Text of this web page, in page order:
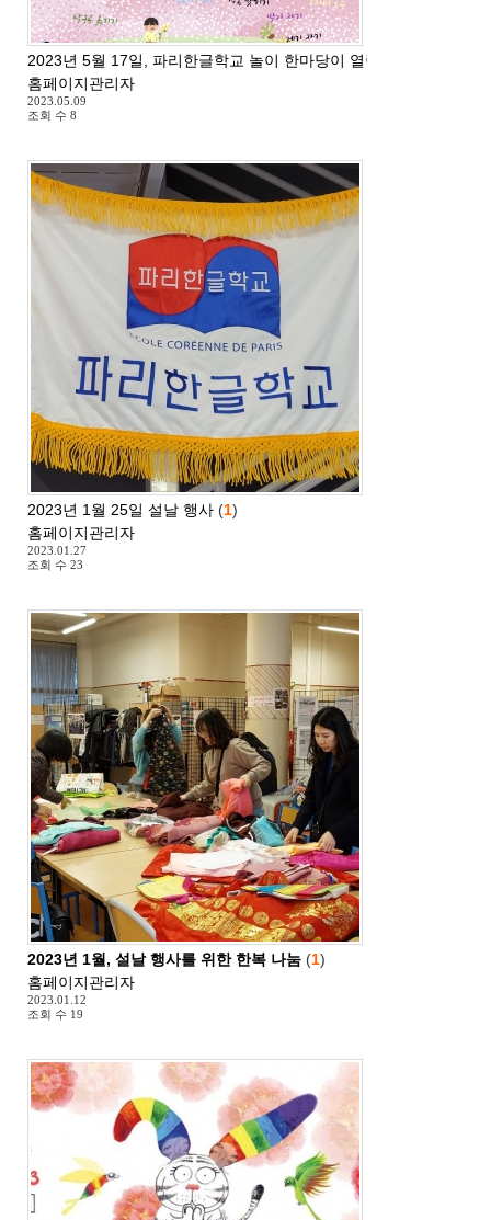
2023년 5월 17일, 파리한글학교 놀이 한마당이 열립니다.
홈페이지관리자
2023.05.09
조회 수 8
2023년 1월 25일 설날 행사 (1)
홈페이지관리자
2023.01.27
조회 수 23
2023년 1월, 설날 행사를 위한 한복 나눔 (1)
홈페이지관리자
2023.01.12
조회 수 19